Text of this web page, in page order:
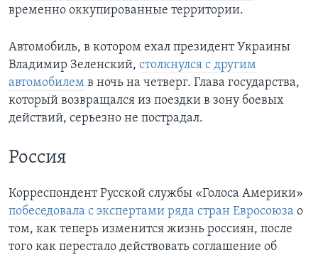
временно оккупированные территории.
Автомобиль, в котором ехал президент Украины
Владимир Зеленский, столкнулся с другим
автомобилем в ночь на четверг. Глава государства,
который возвращался из поездки в зону боевых
действий, серьезно не пострадал.
Россия
Корреспондент Русской службы «Голоса Америки»
побеседовала с экспертами ряда стран Евросоюза о
том, как теперь изменится жизнь россиян, после
того как перестало действовать cоглашение об